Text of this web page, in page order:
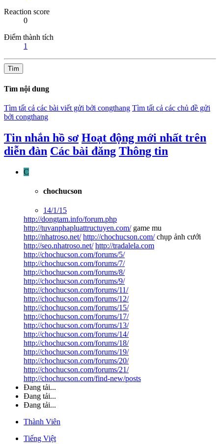
Reaction score
0
Điểm thành tích
1
Tìm
Tìm nội dung
Tìm tất cả các bài viết gửi bởi congthang Tìm tất cả các chủ đề gửi
bởi congthang
Tin nhắn hồ sơ Hoạt động mới nhất trên
diễn đàn Các bài đăng Thông tin
C
chochucson
14/1/15
http://dongtam.info/forum.php
http://tuvanphapluattructuyen.com/game mu
http://nhatroso.net/ http://chochucson.com/chụp ảnh cưới
http://seo.nhatroso.net/ http://tradalela.com
http://chochucson.com/forums/5/
http://chochucson.com/forums/7/
http://chochucson.com/forums/8/
http://chochucson.com/forums/9/
http://chochucson.com/forums/11/
http://chochucson.com/forums/12/
http://chochucson.com/forums/15/
http://chochucson.com/forums/17/
http://chochucson.com/forums/13/
http://chochucson.com/forums/14/
http://chochucson.com/forums/18/
http://chochucson.com/forums/19/
http://chochucson.com/forums/20/
http://chochucson.com/forums/21/
http://chochucson.com/find-new/posts
Đang tải...
Đang tải...
Đang tải...
Thành Viên
Tiếng Việt